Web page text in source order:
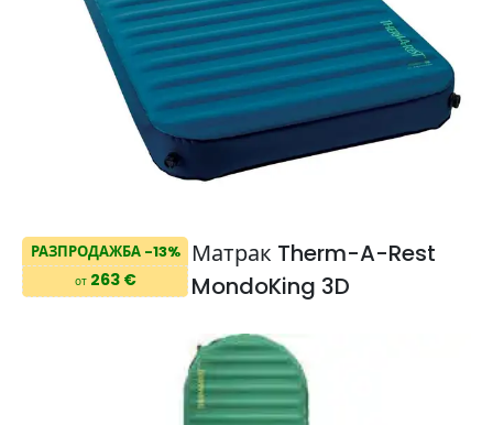
РАЗПРОДАЖБА -13%
от263 €
Матрак Therm-A-Rest
MondoKing 3D